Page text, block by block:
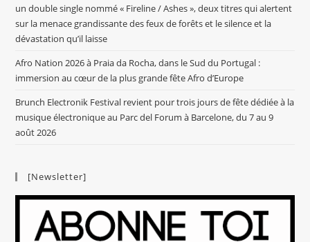
un double single nommé « Fireline / Ashes », deux titres qui alertent
sur la menace grandissante des feux de forêts et le silence et la
dévastation qu’il laisse
Afro Nation 2026 à Praia da Rocha, dans le Sud du Portugal :
immersion au cœur de la plus grande fête Afro d’Europe
Brunch Electronik Festival revient pour trois jours de fête dédiée à la
musique électronique au Parc del Forum à Barcelone, du 7 au 9
août 2026
[Newsletter]